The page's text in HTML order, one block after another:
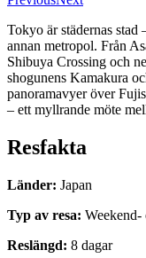
Tokyo är städernas stad
annan metropol. Från
Shibuya Crossing och
shogunens Kamakura
panoramavyer över
– ett myllrande möte
Resfakta
Länder: Japan
Typ av resa: Weekend-
Reslängd: 8 dagar